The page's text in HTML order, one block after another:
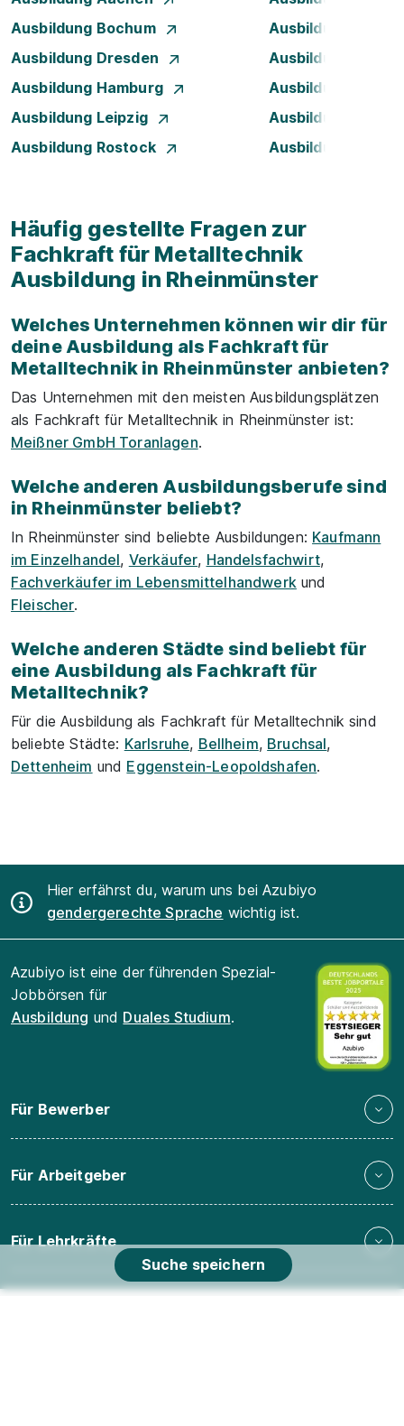
Suche speichern
Ausbildung Bochum
Ausbildung Bonn
Ausbildung Dresden
Ausbildung
Ausbildung Hamburg
Ausbildung
Ausbildung Leipzig
Ausbildung
Ausbildung Rostock
Ausbildung
Häufig gestellte Fragen zur
Fachkraft für Metalltechnik
Ausbildung in Rheinmünster
Welches Unternehmen können wir dir für
deine Ausbildung als Fachkraft für
Metalltechnik in Rheinmünster anbieten?
Das Unternehmen mit den meisten Ausbildungsplätzen
als Fachkraft für Metalltechnik in Rheinmünster ist:
Meißner GmbH Toranlagen.
Welche anderen Ausbildungsberufe sind
in Rheinmünster beliebt?
In Rheinmünster sind beliebte Ausbildungen: Kaufmann
im Einzelhandel, Verkäufer, Handelsfachwirt,
Fachverkäufer im Lebensmittelhandwerkund
Fleischer.
Welche anderen Städte sind beliebt für
eine Ausbildung als Fachkraft für
Metalltechnik?
Für die Ausbildung als Fachkraft für Metalltechnik sind
beliebte Städte: Karlsruhe, Bellheim, Bruchsal,
Dettenheim und Eggenstein-Leopoldshafen.
Hier erfährst du, warum uns bei Azubiyo
gendergerechte Sprache wichtig ist.
Azubiyo ist eine der führenden Spezial-
Jobbörsen für
Ausbildung und Duales Studium.
Für Bewerber
Für Arbeitgeber
Für Lehrkräfte